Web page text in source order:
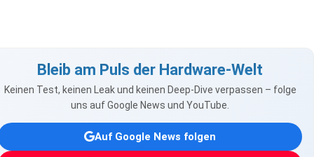
Bleib am Puls der Hardware-Welt
Keinen Test, keinen Leak und keinen Deep-Dive verpassen – folge
uns auf Google News und YouTube.
Auf Google News folgen